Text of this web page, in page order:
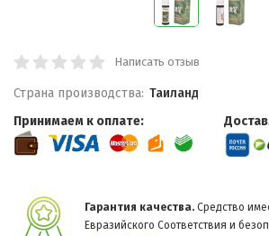
Написать отзыв
Страна производства: Таиланд
Принимаем к оплате:
Гарантия качества. Средство
Евразийского Соответствия и